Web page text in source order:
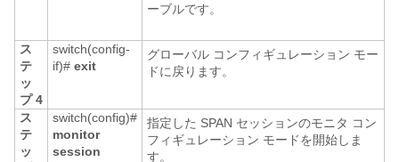
ーブルです。
ス
テ
ッ
プ 4
switch(config-
if)# exit
グローバル コンフィギュレーション モー
ドに戻ります。
ス
テ
ッ
switch(config)#
monitor
session
指定した SPAN セッションのモニタ コン
フィギュレーション モードを開始しま
す。